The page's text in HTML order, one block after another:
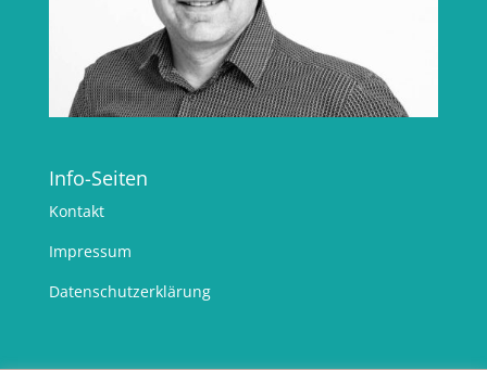
Info-Seiten
Kontakt
Impressum
Datenschutzerklärung